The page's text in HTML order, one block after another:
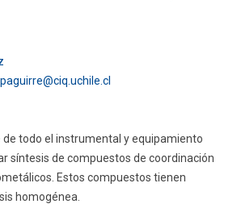
paguirre@ciq.uchile.cl
de todo el instrumental y equipamiento
síntesis de compuestos de coordinación
Estos compuestos tienen
homogénea.